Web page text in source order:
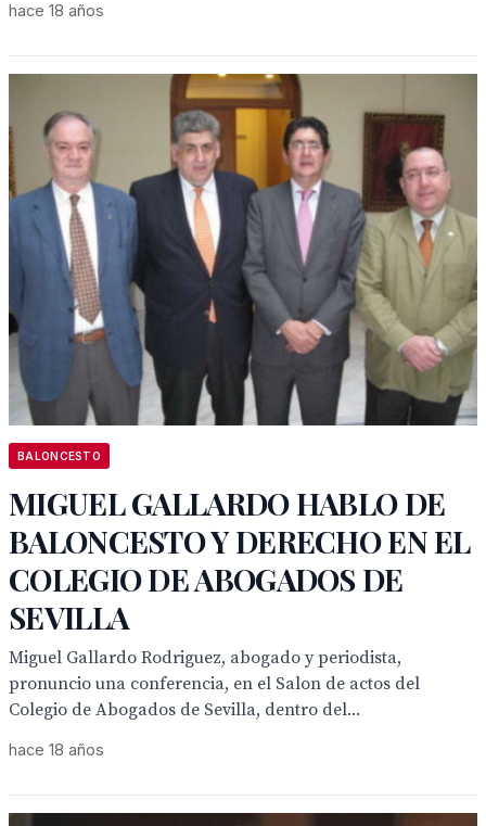
hace 18 años
BALONCESTO
MIGUEL GALLARDO HABLO DE
BALONCESTO Y DERECHO EN EL
COLEGIO DE ABOGADOS DE
SEVILLA
Miguel Gallardo Rodriguez, abogado y periodista,
pronuncio una conferencia, en el Salon de actos del
Colegio de Abogados de Sevilla, dentro del...
hace 18 años